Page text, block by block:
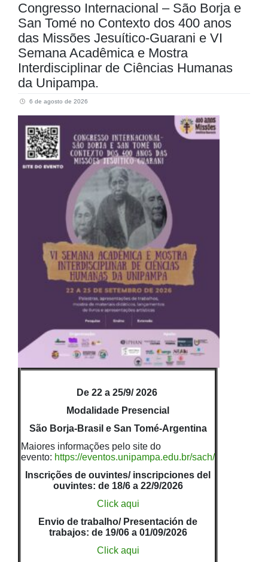
Congresso Internacional – São Borja e
San Tomé no Contexto dos 400 anos
das Missões Jesuítico-Guarani e VI
Semana Acadêmica e Mostra
Interdisciplinar de Ciências Humanas
da Unipampa.
6 de agosto de 2026
De 22 a 25/9/ 2026
Modalidade Presencial
São Borja-Brasil e San Tomé-Argentina
Maiores informações pelo site do
evento: https://eventos.unipampa.edu.br/sach/
Inscrições de ouvintes/ inscripciones del
ouvintes: de 18/6 a 22/9/2026
Click aqui
Envio de trabalho/ Presentación de
trabajos: de 19/06 a 01/09/2026
Click aqui